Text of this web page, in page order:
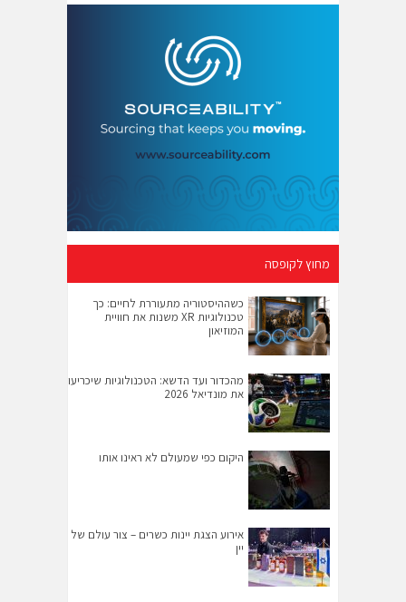
מחוץ לקופסה
כשההיסטוריה מתעוררת לחיים: כך
טכנולוגיות XR משנות את חוויית
המוזיאון
מהכדור ועד הדשא: הטכנולוגיות שיכריעו
את מונדיאל 2026
היקום כפי שמעולם לא ראינו אותו
אירוע הצגת יינות כשרים – צור עולם של
יין